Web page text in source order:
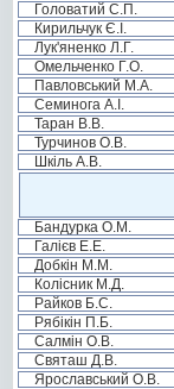
Головатий С.П.
Кирильчук Є.І.
Лук'яненко Л.Г.
Омельченко Г.О.
Павловський М.А.
Семинога А.І.
Таран В.В.
Турчинов О.В.
Шкіль А.В.
Бандурка О.М.
Галієв Е.Е.
Добкін М.М.
Колісник М.Д.
Райков Б.С.
Рябікін П.Б.
Салмін О.В.
Святаш Д.В.
Ярославський О.В.